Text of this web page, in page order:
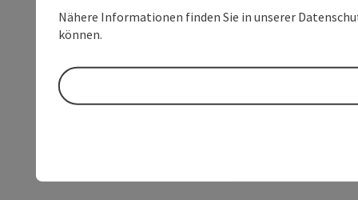
Nähere Informationen finden Sie in unserer
können.